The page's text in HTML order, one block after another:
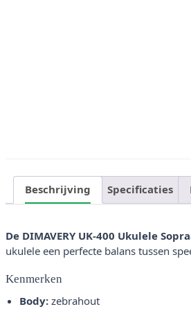
Beschrijving Specificaties
De DIMAVERY UK-400 Ukulele
ukulele een perfecte balans tussen
Kenmerken
Body: zebrahout